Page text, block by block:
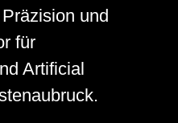
und
für
Artificial